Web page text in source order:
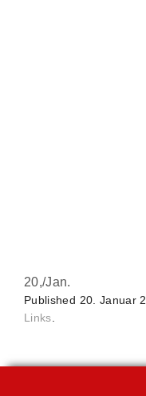
20,/Jan.
Published 20. Januar
Links.